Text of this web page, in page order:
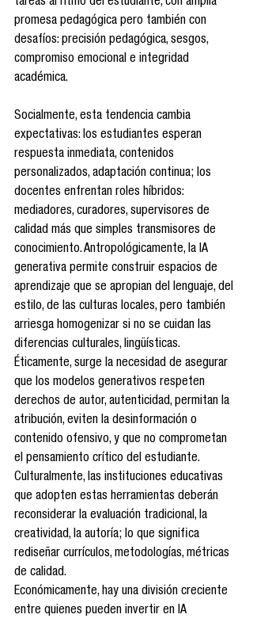
promesa pedagógica pero también con
desafíos: precisión pedagógica, sesgos,
compromiso emocional e integridad
académica.
Socialmente, esta tendencia cambia
expectativas: los estudiantes esperan
respuesta inmediata, contenidos
personalizados, adaptación continua; los
docentes enfrentan roles híbridos:
mediadores, curadores, supervisores de
calidad más que simples transmisores de
conocimiento. Antropológicamente, la IA
generativa permite construir espacios de
aprendizaje que se apropian del lenguaje, del
estilo, de las culturas locales, pero también
arriesga homogenizar si no se cuidan las
diferencias culturales, lingüísticas.
Éticamente, surge la necesidad de asegurar
que los modelos generativos respeten
derechos de autor, autenticidad, permitan la
atribución, eviten la desinformación o
contenido ofensivo, y que no comprometan
el pensamiento crítico del estudiante.
Culturalmente, las instituciones educativas
que adopten estas herramientas deberán
reconsiderar la evaluación tradicional, la
creatividad, la autoría; lo que significa
rediseñar currículos, metodologías, métricas
de calidad.
Económicamente, hay una división creciente
entre quienes pueden invertir en IA